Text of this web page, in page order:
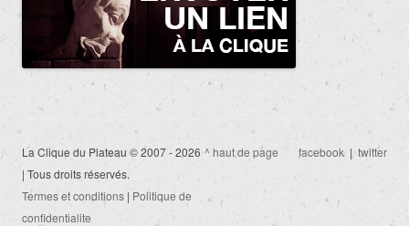
La Clique du Plateau © 2007 - 2026
| Tous droits réservés.
Termes et conditions | Politique de
confidentialite
^ haut de page facebook| twitter